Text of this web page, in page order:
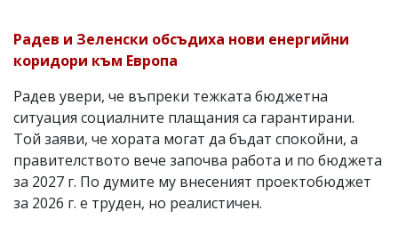
Радев и Зеленски обсъдиха нови енергийни
коридори към Европа
Радев увери, че въпреки тежката бюджетна
ситуация социалните плащания са гарантирани.
Той заяви, че хората могат да бъдат спокойни, а
правителството вече започва работа и по бюджета
за 2027 г. По думите му внесеният проектобюджет
за 2026 г. е труден, но реалистичен.